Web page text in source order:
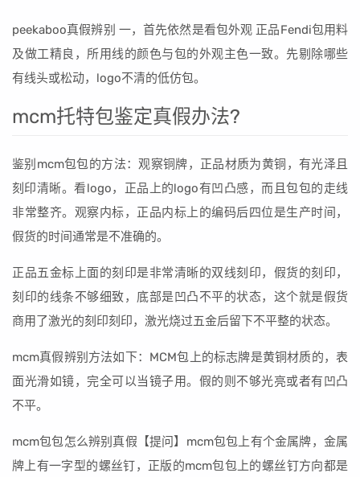
peekaboo真假辨别 一，首先依然是看包外观 正品Fendi包用料
及做工精良，所用线的颜色与包的外观主色一致。先剔除哪些
有线头或松动，logo不清的低仿包。
mcm托特包鉴定真假办法?
鉴别mcm包包的方法：观察铜牌，正品材质为黄铜，有光泽且
刻印清晰。看logo，正品上的logo有凹凸感，而且包包的走线
非常整齐。观察内标，正品内标上的编码后四位是生产时间，
假货的时间通常是不准确的。
正品五金标上面的刻印是非常清晰的双线刻印，假货的刻印，
刻印的线条不够细致，底部是凹凸不平的状态，这个就是假货
商用了激光的刻印刻印，激光烧过五金后留下不平整的状态。
mcm真假辨别方法如下：MCM包上的标志牌是黄铜材质的，表
面光滑如镜，完全可以当镜子用。假的则不够光亮或者有凹凸
不平。
mcm包包怎么辨别真假【提问】mcm包包上有个金属牌，金属
牌上有一字型的螺丝钉，正版的mcm包包上的螺丝钉方向都是